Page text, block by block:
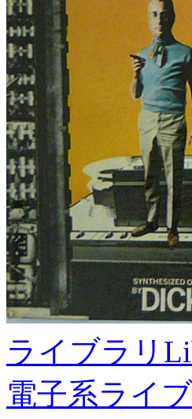
ライブラリ
電子系ライ